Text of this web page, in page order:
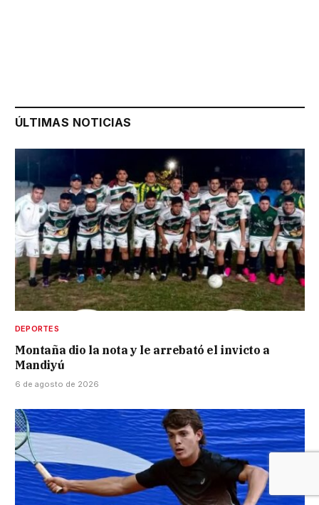
ÚLTIMAS NOTICIAS
DEPORTES
Montaña dio la nota y le arrebató el invicto a
Mandiyú
6 de agosto de 2026